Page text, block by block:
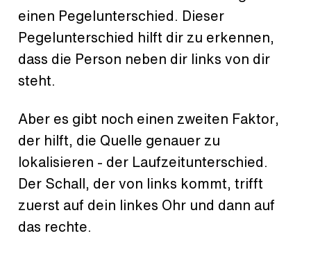
einen Pegelunterschied. Dieser
Pegelunterschied hilft dir zu erkennen,
dass die Person neben dir links von dir
steht.
Aber es gibt noch einen zweiten Faktor,
der hilft, die Quelle genauer zu
lokalisieren - der Laufzeitunterschied.
Der Schall, der von links kommt, trifft
zuerst auf dein linkes Ohr und dann auf
das rechte.